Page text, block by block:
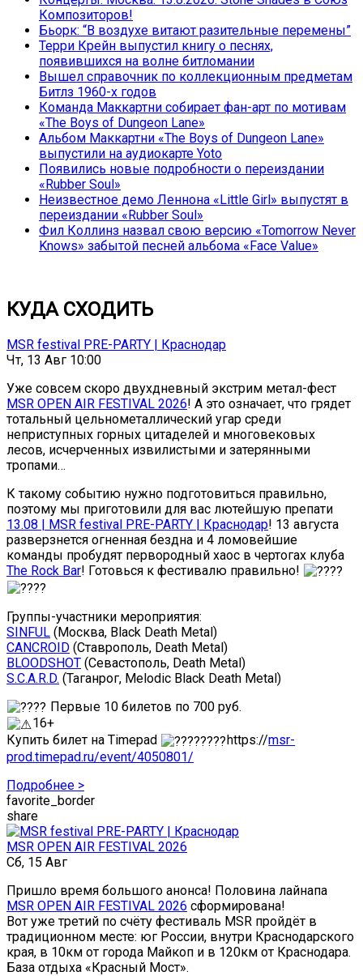
Композиторов!
Бьорк: “В воздухе витают разительные перемены”
Терри Крейн выпустил книгу о песнях,
появившихся на волне битломании
Вышел справочник по коллекционным предметам
Битлз 1960-х годов
Команда Маккартни собирает фан-арт по мотивам
«The Boys of Dungeon Lane»
Альбом Маккартни «The Boys of Dungeon Lane»
выпустили на аудиокарте Yoto
Появились новые подробности о переиздании
«Rubber Soul»
Неизвестное демо Леннона «Little Girl» выпустят в
переиздании «Rubber Soul»
Фил Коллинз назвал свою версию «Tomorrow Never
Knows» забытой песней альбома «Face Value»
КУДА СХОДИТЬ
MSR festival PRE-PARTY | Краснодар
Чт, 13 Авг 10:00
Уже совсем скоро двухдневный экстрим метал-фест
MSR OPEN AIR FESTIVAL 2026! А это означает, что грядет
тотальный цельнометаллический угар среди
неприступных горных цитаделей и многовековых
лесов, исчерченных извилистыми и затерянными
тропами…
К такому событию нужно подготовиться правильно,
поэтому мы приготовили для вас лютейшую препати
13.08 | MSR festival PRE-PARTY | Краснодар! 13 августа
разверзнется огненная бездна и 4 ломовейшие
команды пробудят первородный хаос в чертогах клуба
The Rock Bar! Готовься к фестивалю правильно!
Группы-участники мероприятия:
SINFUL (Москва, Black Death Metal)
CANCROID (Ставрополь, Death Metal)
BLOODSHOT (Севастополь, Death Metal)
S.C.A.R.D. (Таганрог, Melodic Black Death Metal)
Первые 10 билетов по 700 руб.
16+
Купить билет на Timepad
https://msr-
prod.timepad.ru/event/4050801/
Подробнее >
favorite_border
share
MSR OPEN AIR FESTIVAL 2026
Сб, 15 Авг
Пришло время большого анонса! Половина лайнапа
MSR OPEN AIR FESTIVAL 2026 сформирована!
Вот уже третий по счёту фестиваль MSR пройдёт в
традиционном месте: юг России, внутри Краснодарского
края, в 10км от города Майкоп и в 120км от Краснодара.
База отдыха «Красный Мост».